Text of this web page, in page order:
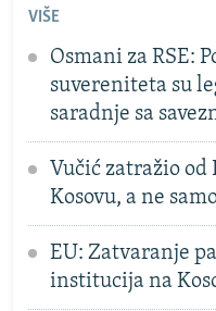
VIŠE
Osmani za RSE:
suvereniteta su
saradnje sa
Vučić zatražio
Kosovu, a ne
EU: Zatvaranje
institucija na